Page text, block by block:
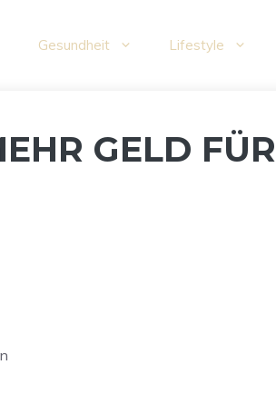
Gesundheit Lifestyle
GELD FÜR